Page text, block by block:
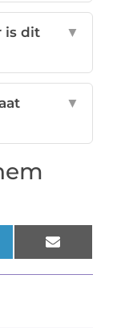
is dit
▼
▼
Email